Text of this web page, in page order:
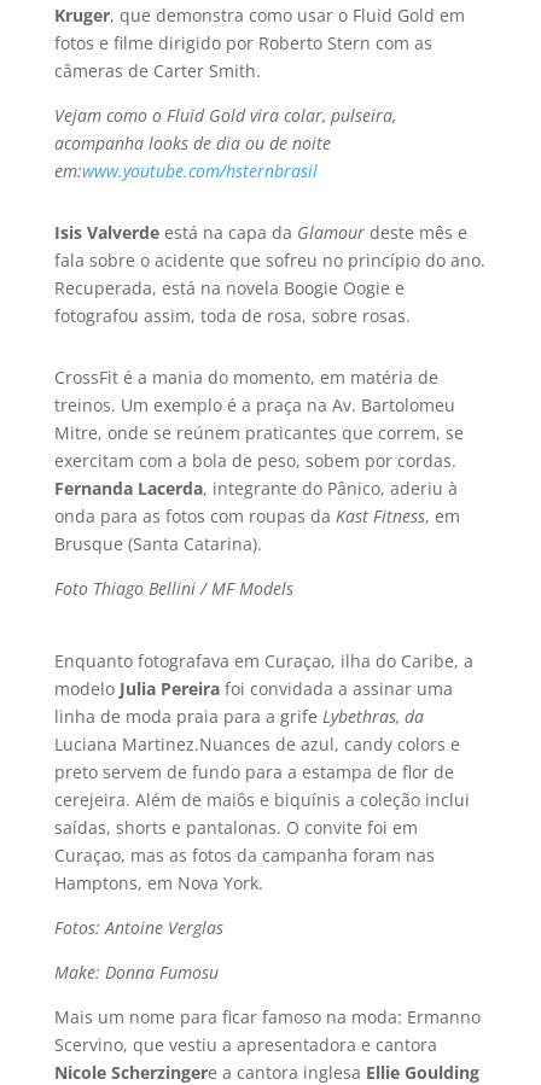
Kruger, que demonstra como usar o Fluid Gold em
fotos e filme dirigido por Roberto Stern com as
câmeras de Carter Smith.
Vejam como o Fluid Gold vira colar, pulseira,
acompanha looks de dia ou de noite
em:www.youtube.com/hsternbrasil
Isis Valverdeestá na capa da Glamour deste mês e
fala sobre o acidente que sofreu no princí­pio do ano.
Recuperada, está na novela Boogie Oogie e
fotografou assim, toda de rosa, sobre rosas.
CrossFit é a mania do momento, em matéria de
treinos. Um exemplo é a praça na Av. Bartolomeu
Mitre, onde se reúnem praticantes que correm, se
exercitam com a bola de peso, sobem por cordas.
Fernanda Lacerda, integrante do Pânico, aderiu à
onda para as fotos com roupas da Kast Fitness, em
Brusque (Santa Catarina).
Foto Thiago Bellini / MF Models
Enquanto fotografava em Curaçao, ilha do Caribe, a
modelo Julia Pereirafoi convidada a assinar uma
linha de moda praia para a grife Lybethras, da
Luciana Martinez.Nuances de azul, candy colors e
preto servem de fundo para a estampa de flor de
cerejeira. Além de maiôs e biquí­nis a coleção inclui
saí­das, shorts e pantalonas. O convite foi em
Curaçao, mas as fotos da campanha foram nas
Hamptons, em Nova York.
Fotos: Antoine Verglas
Make: Donna Fumosu
Mais um nome para ficar famoso na moda: Ermanno
Scervino, que vestiu a apresentadora e cantora
Nicole Scherzingere a cantora inglesa Ellie Goulding